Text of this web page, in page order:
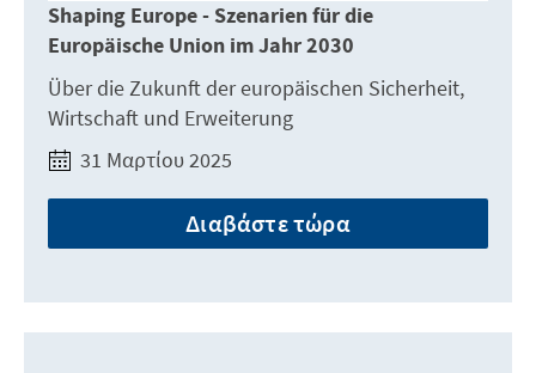
Shaping Europe - Szenarien für die
Europäische Union im Jahr 2030
Über die Zukunft der europäischen Sicherheit,
Wirtschaft und Erweiterung
31 Μαρτίου 2025
Διαβάστε τώρα